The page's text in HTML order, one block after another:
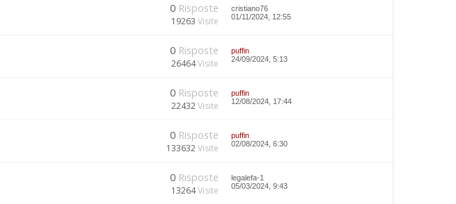
0 Risposte
19263 Visite
cristiano76
01/11/2024, 12:55
0 Risposte
26464Visite
puffin
24/09/2024, 5:13
0 Risposte
22432Visite
puffin
12/08/2024, 17:44
0 Risposte
133632Visite
puffin
02/08/2024, 6:30
0 Risposte
13264Visite
legalefa-1
05/03/2024, 9:43